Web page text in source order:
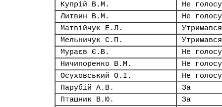
Купрій В.М.
Не
Литвин В.М.
Не
Матвійчук Е.Л.
Утримався
Мельничук С.П.
Утримався
Мураєв Є.В.
Не
Ничипоренко В.М.
Не
Осуховський О.І.
Не
Парубій А.В.
За
Пташник В.Ю.
За